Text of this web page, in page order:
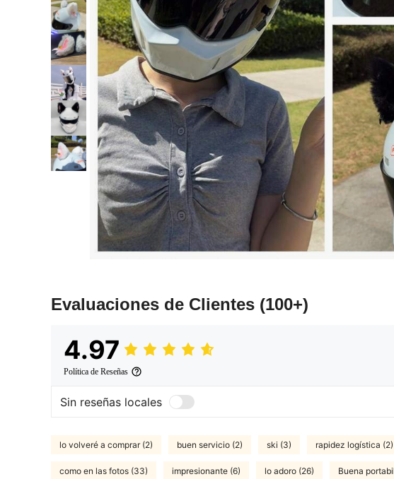
Evaluaciones de Clientes (100+)
4.97
Política de Reseñas
Sin reseñas locales
lo volveré a comprar (2) buen servicio (2) ski (3) rapidez logística (2)
como en las fotos (33) impresionante (6) lo adoro (26) Buena